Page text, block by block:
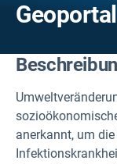
anerkannt, um